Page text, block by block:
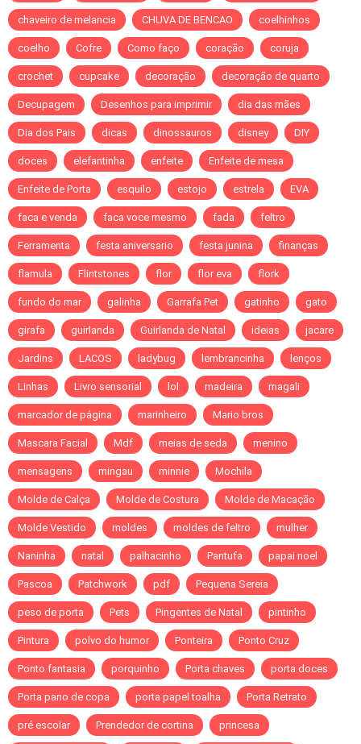
chaveiro de melancia CHUVA DE BENCAO coelhinhos
coelho Cofre Como faço coração coruja
crochet cupcake decoração decoração de quarto
Decupagem Desenhos para imprimir dia das mães
Dia dos Pais dicas dinossauros disney DIY
doces elefantinha enfeite Enfeite de mesa
Enfeite de Porta esquilo estojo estrela EVA
faca e venda faca voce mesmo fada feltro
Ferramenta festa aniversario festa junina finanças
flamula Flintstones flor flor eva flork
fundo do mar galinha Garrafa Pet gatinho gato
girafa guirlanda Guirlanda de Natal ideias jacare
Jardins LACOS ladybug lembrancinha lenços
Linhas Livro sensorial lol madeira magali
marcador de página marinheiro Mario bros
Mascara Facial Mdf meias de seda menino
mensagens mingau minnie Mochila
Molde de Calça Molde de Costura Molde de Macação
Molde Vestido moldes moldes de feltro mulher
Naninha natal palhacinho Pantufa papai noel
Pascoa Patchwork pdf Pequena Sereia
peso de porta Pets Pingentes de Natal pintinho
Pintura polvo do humor Ponteira Ponto Cruz
Ponto fantasia porquinho Porta chaves porta doces
Porta pano de copa porta papel toalha Porta Retrato
pré escolar Prendedor de cortina princesa